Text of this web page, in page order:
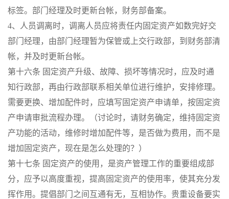
标签。部门经理及时更新台帐，财务部备案。
4、人员调离时，调离人员应将责任内固定资产如数完好交
部门经理，由部门经理暂为保管或上交行政部，到财务部清
帐，并及时更新台帐。
第十六条 固定资产升级、故障、损坏等情况时，应及时通
知行政部，再由行政部联系相关单位进行维护，安排修理。
需要更换、增加配件时，应填写固定资产申请单，按固定资
产申请审批流程办理。（讨论时，请财务确定，维持固定资
产功能的活动，维修时增加配件等，是否做为费用，而不是
增加固定资产，现在是怎么处理的？）
第十七条 固定资产的使用，是资产管理工作的重要组成部
分，应予以高度重视，提高固定资产的使用率，使其充分发
挥作用。提倡部门之间互通有无，互相协作。贵重设备要实